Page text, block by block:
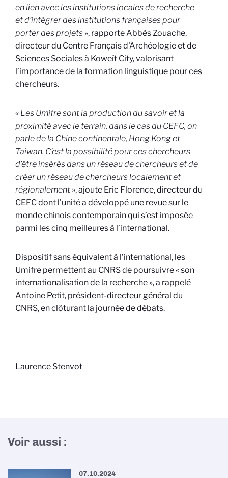
en lien avec les institutions locales de recherche
et d’intégrer des institutions françaises pour
porter des projets », rapporte Abbès Zouache,
directeur du Centre Français d'Archéologie et de
Sciences Sociales à Koweït City, valorisant
l’importance de la formation linguistique pour ces
chercheurs.
« Les Umifre sont la production du savoir et la
proximité avec le terrain, dans le cas du CEFC, on
parle de la Chine continentale, Hong Kong et
Taiwan. C’est la possibilité pour ces chercheurs
d’être insérés dans un réseau de chercheurs et de
créer un réseau de chercheurs localement et
régionalement », ajoute Eric Florence, directeur du
CEFC dont l’unité a développé une revue sur le
monde chinois contemporain qui s’est imposée
parmi les cinq meilleures à l’international.
Dispositif sans équivalent à l’international, les
Umifre permettent au CNRS de poursuivre « son
internationalisation de la recherche », a rappelé
Antoine Petit, président-directeur général du
CNRS, en clôturant la journée de débats.
Laurence Stenvot
Voir aussi :
07.10.2024